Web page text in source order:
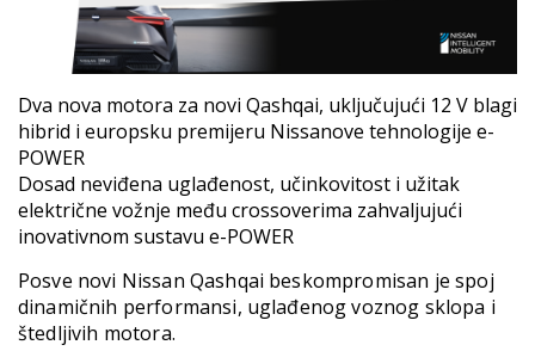
Dva nova motora za novi Qashqai, uključujući 12 V blagi
hibrid i europsku premijeru Nissanove tehnologije e-
POWER
Dosad neviđena uglađenost, učinkovitost i užitak
električne vožnje među crossoverima zahvaljujući
inovativnom sustavu e-POWER
Posve novi Nissan Qashqai beskompromisan je spoj
dinamičnih performansi, uglađenog voznog sklopa i
štedljivih motora.